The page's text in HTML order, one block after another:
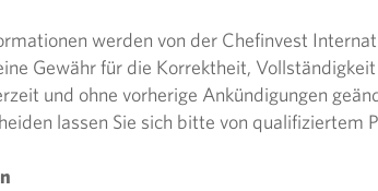
werden von der Chefinvest
Gewähr für die Korrektheit,
und ohne vorherige Ankündigungen
lassen Sie sich bitte von qualifiziertem